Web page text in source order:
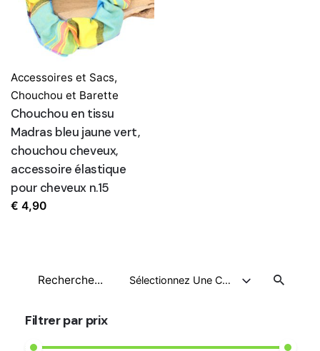
Recherche
Sélectionnez Une Catégorie
Filtrer par prix
Accessoires et Sacs,
Chouchou et Barette
Chouchou en tissu
Madras bleu jaune vert,
chouchou cheveux,
accessoire élastique
pour cheveux n.15
€ 4,90